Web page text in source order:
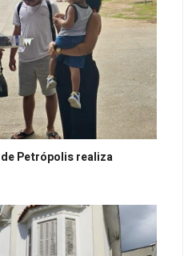
Petrópolis realiza